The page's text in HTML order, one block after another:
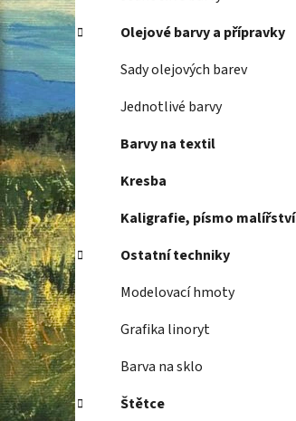
Olejové barvy a přípravky
Sady olejových barev
Jednotlivé barvy
Barvy na textil
Kresba
Kaligrafie, písmo malířství
Ostatní techniky
Modelovací hmoty
Grafika linoryt
Barva na sklo
Štětce